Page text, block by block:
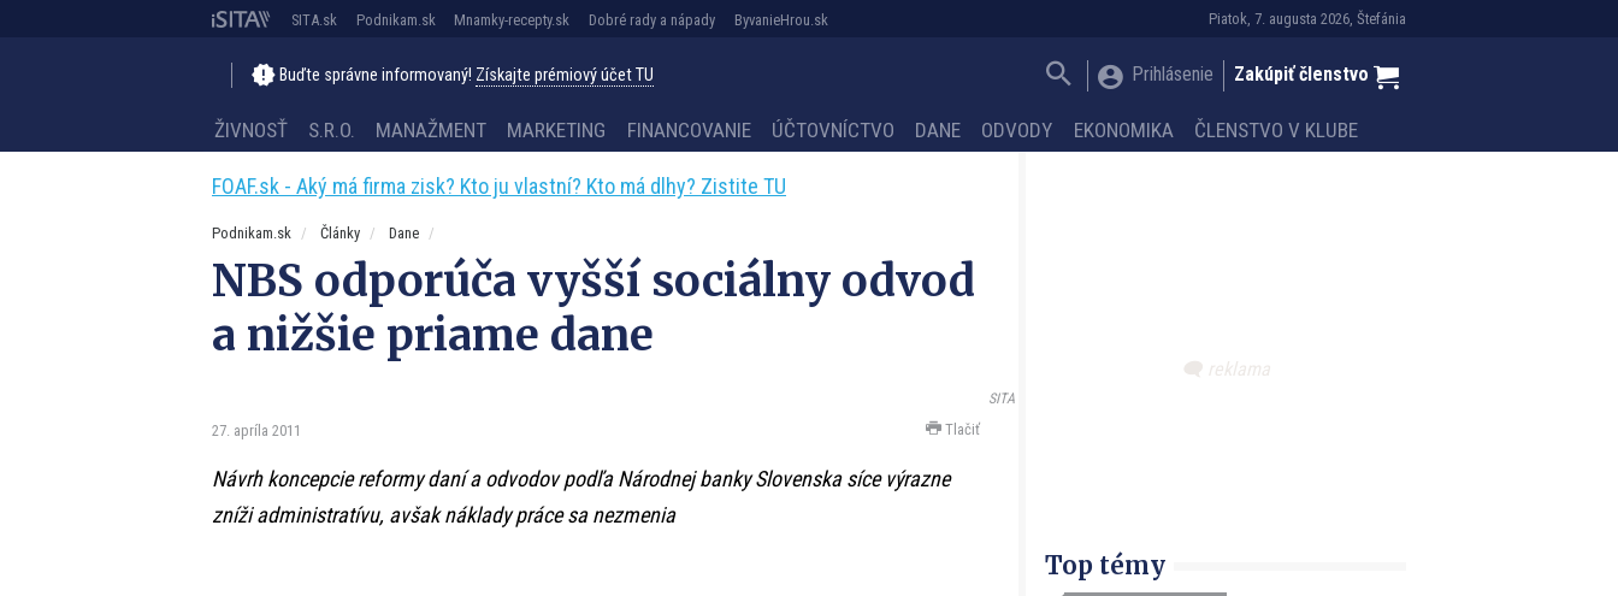
Piatok, 7. augusta 2026, Štefánia
SITA.sk Podnikam.sk Mnamky-recepty.sk Dobré rady a nápady ByvanieHrou.sk
Buďte správne informovaný! Získajte prémiový účet TU Prihlásenie Zakúpiť členstvo
ŽIVNOSŤ S.R.O. MANAŽMENT MARKETING FINANCOVANIE ÚČTOVNÍCTVO DANE ODVODY EKONOMIKA ČLENSTVO V KLUBE
FOAF.sk - Aký má firma zisk? Kto ju vlastní? Kto má dlhy? Zistite TU
Podnikam.sk Články Dane
NBS odporúča vyšší sociálny odvod
a nižšie priame dane
SITA
27. apríla 2011 Tlačiť
Návrh koncepcie reformy daní a odvodov podľa Národnej banky Slovenska síce výrazne
zníži administratívu, avšak náklady práce sa nezmenia
Top témy